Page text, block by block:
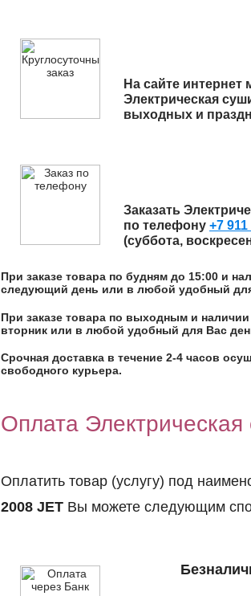
На сайте интернет
Электрическая
выходных и
Заказать
по телефону +7
(суббота,
При заказе товара по будням до 15:00 и
следующий день или в любой удобный
При заказе товара по выходным и
вторник или в любой удобный для Вас
Срочная доставка в течение 2-4 часов
свободного курьера.
Оплата
Оплатить товар (услугу) под
2008 JET Вы можете следующим